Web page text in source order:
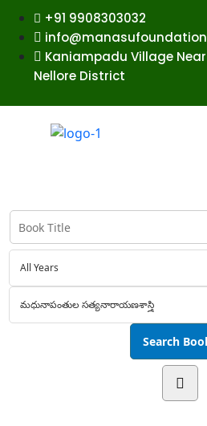
+91 9908303032
Kaniampadu Village
Nellore District